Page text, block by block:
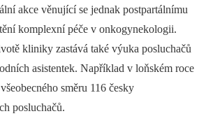
akce věnující se jednak postpartálnímu
komplexní péče v onkogynekologii.
kliniky zastává také výuka posluchačů
asistentek. Například v loňském roce
směru 116 česky
posluchačů.